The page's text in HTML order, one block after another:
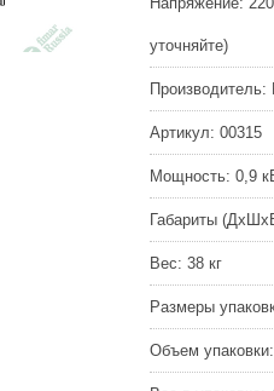
уточняйте)
Производитель:
Артикул: 00315
Мощность: 0,9
Габариты
Вес: 38 кг
Размеры
Объем упаковки: